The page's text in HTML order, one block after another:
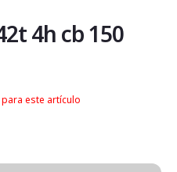
4h cb 150
este artículo